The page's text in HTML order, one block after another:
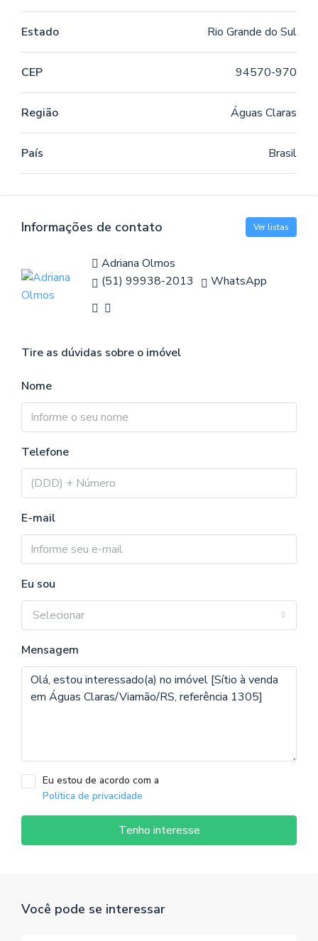
Estado Rio Grande do Sul
CEP 94570-970
Região Águas Claras
País Brasil
Informações de contato Ver listas
Adriana Olmos
(51) 99938-2013
WhatsApp
Tire as dúvidas sobre o imóvel
Nome
Telefone
E-mail
Eu sou
Selecionar
Mensagem
Eu estou de acordo com a
Política de privacidade
Tenho interesse
Você pode se interessar